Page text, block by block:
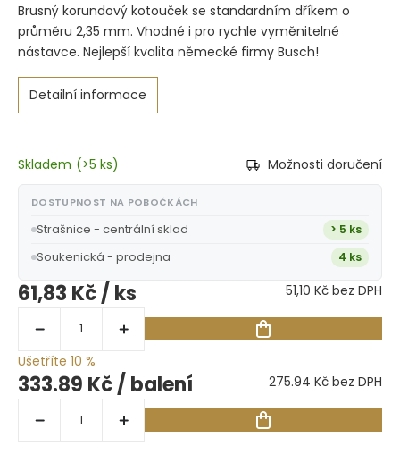
Brusný korundový kotouček se standardním dříkem o
průměru 2,35 mm. Vhodné i pro rychle vyměnitelné
nástavce. Nejlepší kvalita německé firmy Busch!
Detailní informace
Skladem (>5 ks) Možnosti doručení
DOSTUPNOST NA POBOČKÁCH
Strašnice - centrální sklad > 5 ks
Soukenická - prodejna 4 ks
61,83 Kč/ ks 51,10 Kč bez DPH
Ušetříte 10 %
333.89 Kč/ balení 275.94 Kč bez DPH